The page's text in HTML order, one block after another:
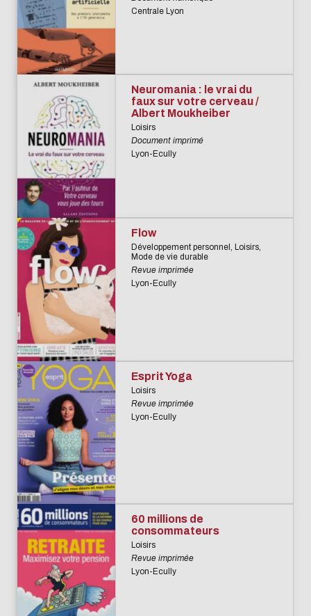
la chaleur
Biblio-Transitions
perspectives
Cycle de vie de
la donnée
Données :
services
support
Atelier de la
donnée
DATALystE
Centrale Lyon
Neuromania : le vrai du
faux sur votre cerveau /
Albert Moukheiber
Loisirs
Document imprimé
Lyon-Ecully
Flow
Développement personnel, Loisirs,
Mode de vie durable
Revue imprimée
Lyon-Ecully
Esprit Yoga
Loisirs
Revue imprimée
Lyon-Ecully
60 millions de
consommateurs
Loisirs
Revue imprimée
Lyon-Ecully